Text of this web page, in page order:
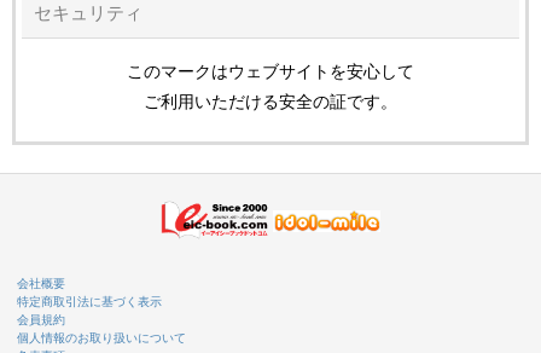
セキュリティ
このマークはウェブサイトを安心して
ご利用いただける安全の証です。
会社概要
特定商取引法に基づく表示
会員規約
個人情報のお取り扱いについて